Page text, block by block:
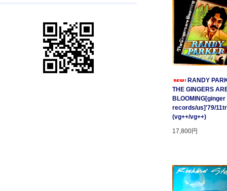
RANDY
THE GINGERS
BLOOMING[ginger
records/us]'79/
(vg++/vg++)
17,800円